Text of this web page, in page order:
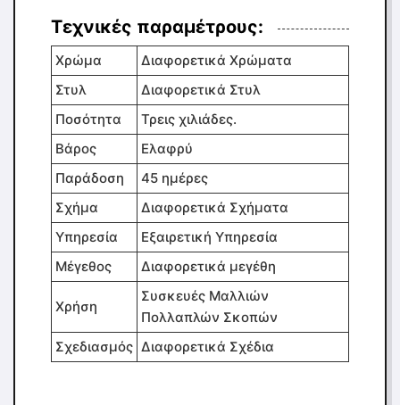
Τεχνικές παραμέτρους:
Χρώμα
Διαφορετικά Χρώματα
Στυλ
Διαφορετικά Στυλ
Ποσότητα
Τρεις χιλιάδες.
Βάρος
Ελαφρύ
Παράδοση
45 ημέρες
Σχήμα
Διαφορετικά Σχήματα
Υπηρεσία
Εξαιρετική Υπηρεσία
Μέγεθος
Διαφορετικά μεγέθη
Χρήση
Συσκευές Μαλλιών
Πολλαπλών Σκοπών
Σχεδιασμός Διαφορετικά Σχέδια